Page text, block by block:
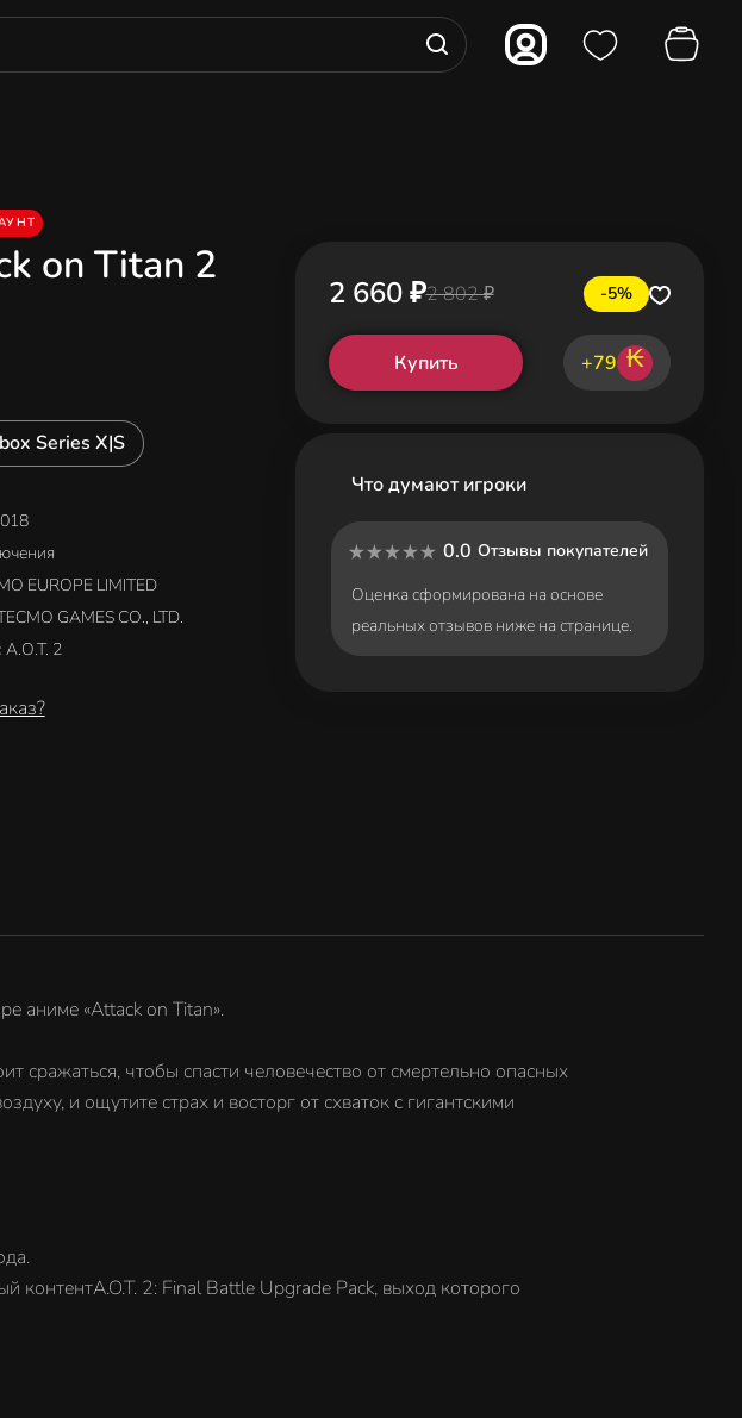
on Titan 2
Series X|S
EUROPE LIMITED
GAMES CO., LTD.
A.O.T. 2
2 660 ₽2 802 ₽ -5%
Купить +79 ₭
Что думают игроки
0.0 Отзывы покупателей
Оценка сформирована на основе
реальных отзывов ниже на странице.
аниме «Attack on Titan».
чтобы спасти человечество от смертельно опасных
и ощутите страх и восторг от схваток с гигантскими
контентA.O.T. 2: Final Battle Upgrade Pack, выход которого